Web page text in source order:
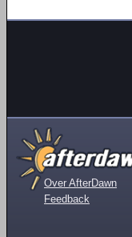
Over AfterDawn
Feedback